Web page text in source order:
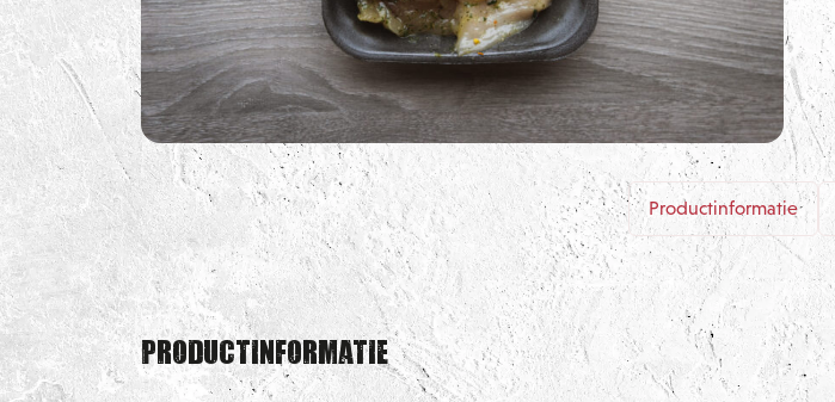
Productinformatie
Productinformatie